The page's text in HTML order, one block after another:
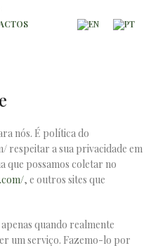
nós. É política do
respeitar a sua privacidade em
que possamos coletar no
, e outros sites que
quando realmente
um serviço. Fazemo-lo por